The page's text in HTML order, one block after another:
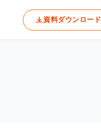
資料ダウンロード